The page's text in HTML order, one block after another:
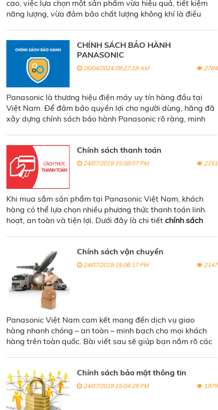
cao, việc lựa chọn một sản phẩm vừa hiệu quả, tiết kiệm
năng lượng, vừa đảm bảo chất lượng không khí là điều
CHÍNH SÁCH BẢO HÀNH
PANASONIC
26/04/2024 09:27:18 AM 2784
Panasonic là thương hiệu điện máy uy tín hàng đầu tại
Việt Nam. Để đảm bảo quyền lợi cho người dùng, hãng đã
xây dựng chính sách bảo hành Panasonic rõ ràng, minh
Chính sách thanh toán
24/07/2019 15:08:07 PM 2151
Khi mua sắm sản phẩm tại Panasonic Việt Nam, khách
hàng có thể lựa chọn nhiều phương thức thanh toán linh
hoạt, an toàn và tiện lợi. Dưới đây là chi tiếtchính sách
Chính sách vận chuyển
24/07/2019 15:06:17 PM 2147
Panasonic Việt Nam cam kết mang đến dịch vụ giao
hàng nhanh chóng – an toàn – minh bạch cho mọi khách
hàng trên toàn quốc. Bài viết sau sẽ giúp bạn nắm rõ các
chuyển và các lưu ý quan trọng.Chính sách bảo mật thông tin
24/07/2019 15:04:29 PM 1979